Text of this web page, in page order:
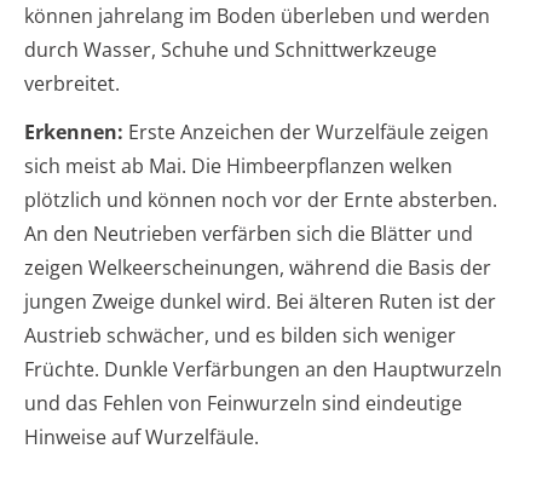
können jahrelang im Boden überleben und werden
durch Wasser, Schuhe und Schnittwerkzeuge
verbreitet.
Erkennen: Erste Anzeichen der Wurzelfäule zeigen
sich meist ab Mai. Die Himbeerpflanzen welken
plötzlich und können noch vor der Ernte absterben.
An den Neutrieben verfärben sich die Blätter und
zeigen Welkeerscheinungen, während die Basis der
jungen Zweige dunkel wird. Bei älteren Ruten ist der
Austrieb schwächer, und es bilden sich weniger
Früchte. Dunkle Verfärbungen an den Hauptwurzeln
und das Fehlen von Feinwurzeln sind eindeutige
Hinweise auf Wurzelfäule.